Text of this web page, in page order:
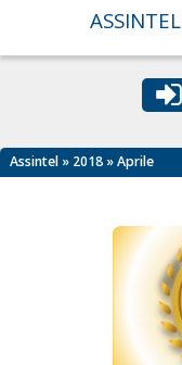
ASSINTEL
Assintel » 2018 » Aprile